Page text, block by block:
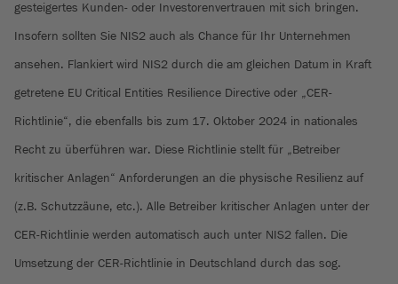
gesteigertes Kunden- oder Investorenvertrauen mit sich bringen.
Insofern sollten Sie NIS2 auch als Chance für Ihr Unternehmen
ansehen. Flankiert wird NIS2 durch die am gleichen Datum in Kraft
getretene EU Critical Entities Resilience Directive oder „CER-
Richtlinie“, die ebenfalls bis zum 17. Oktober 2024 in nationales
Recht zu überführen war. Diese Richtlinie stellt für „Betreiber
kritischer Anlagen“ Anforderungen an die physische Resilienz auf
(z.B. Schutzzäune, etc.). Alle Betreiber kritischer Anlagen unter der
CER-Richtlinie werden automatisch auch unter NIS2 fallen. Die
Umsetzung der CER-Richtlinie in Deutschland durch das sog.